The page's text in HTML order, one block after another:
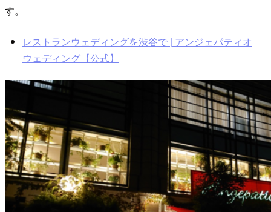
す。
レストランウェディングを渋谷で | アンジェパティオ
ウェディング【公式】